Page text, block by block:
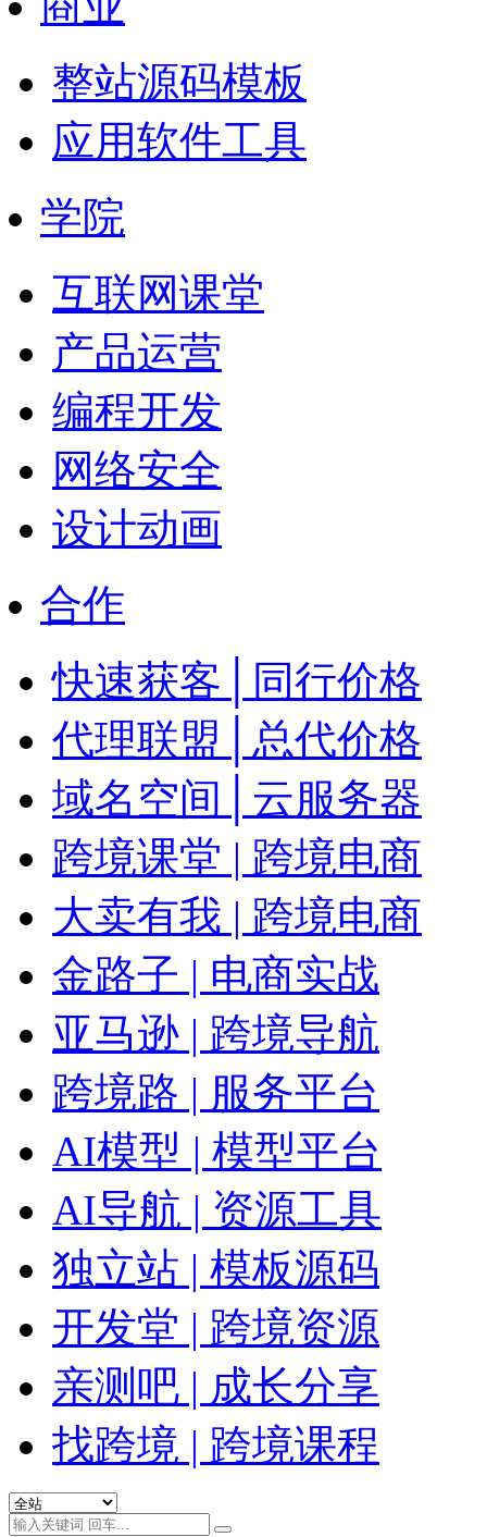
整站源码模板
应用软件工具
学院
互联网课堂
产品运营
编程开发
网络安全
设计动画
合作
快速获客│同行价格
代理联盟│总代价格
域名空间│云服务器
跨境课堂 | 跨境电商
大卖有我 | 跨境电商
金路子 | 电商实战
亚马逊 | 跨境导航
跨境路 | 服务平台
AI模型 | 模型平台
AI导航 | 资源工具
独立站 | 模板源码
开发堂 | 跨境资源
亲测吧 | 成长分享
找跨境 | 跨境课程